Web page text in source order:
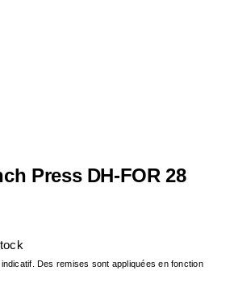
Press DH-FOR 28
Des remises sont appliquées en fonction